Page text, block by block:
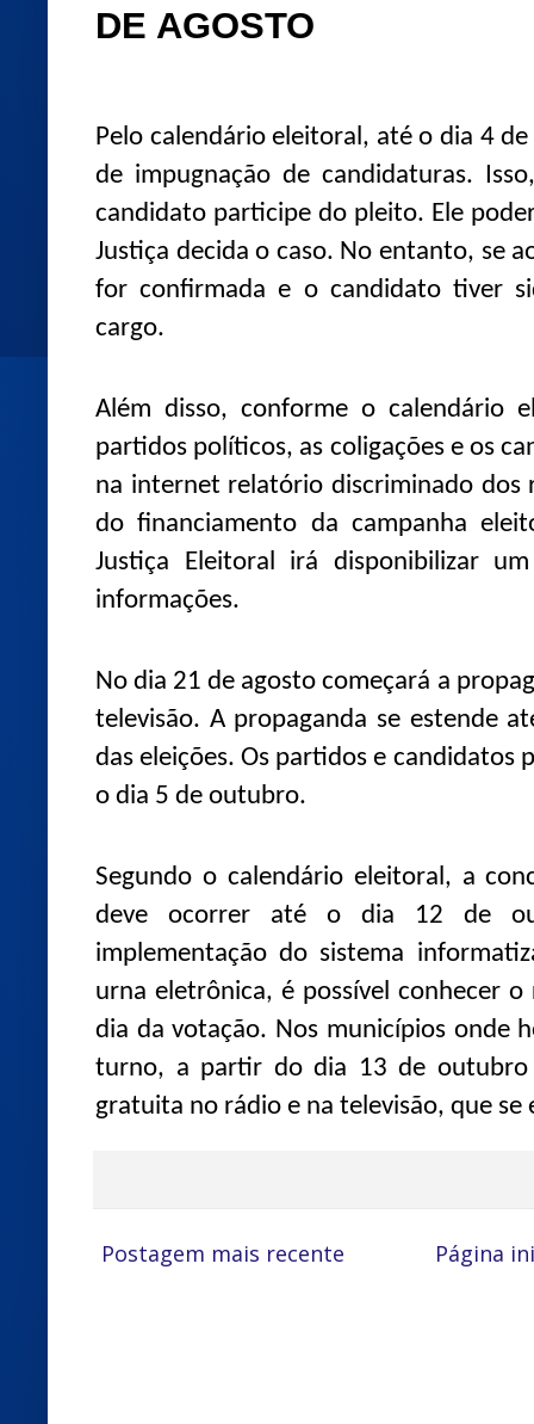
DE AGOSTO
Pelo calendário eleitoral, até o dia 4
de impugnação de candidaturas.
candidato participe do pleito. Ele
Justiça decida o caso. No entanto, se
for confirmada e o candidato tiver
cargo.
Além disso, conforme o calendário
partidos políticos, as coligações e os
na internet relatório discriminado dos
do financiamento da campanha
Justiça Eleitoral irá disponibilizar
informações.
No dia 21 de agosto começará a
televisão. A propaganda se estende
das eleições. Os partidos e candidatos
o dia 5 de outubro.
Segundo o calendário eleitoral, a
deve ocorrer até o dia 12 de
implementação do sistema
urna eletrônica, é possível conhecer
dia da votação. Nos municípios onde
turno, a partir do dia 13 de outubro
gratuita no rádio e na televisão, que se
Postagem mais recente Página